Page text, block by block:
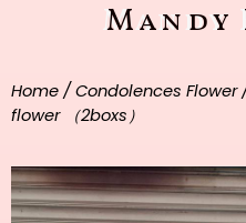
Home / Condolences Flower/
flower （2boxs）